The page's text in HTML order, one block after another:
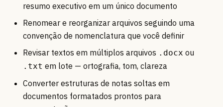
resumo executivo em um único documento
Renomear e reorganizar arquivos seguindo uma
convenção de nomenclatura que você definir
Revisar textos em múltiplos arquivos .docx ou
.txt em lote — ortografia, tom, clareza
Converter estruturas de notas soltas em
documentos formatados prontos para